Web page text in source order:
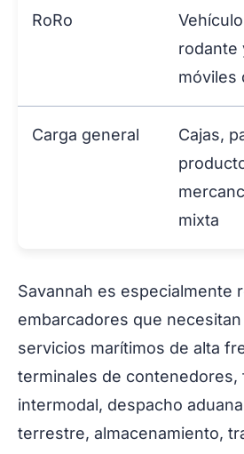
RoRo
rodante
móviles
Carga general
Cajas,
mixta
Savannah es especialmente
embarcadores que
servicios marítimos de alta
terminales de contenedores,
intermodal, despacho
terrestre, almacenamiento,